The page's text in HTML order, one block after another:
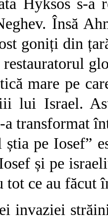
Hyksos s-
Însă
goniți din
mare pe
lui Israel.
a transformat
știa pe Iosef”
și pe
ce au făcut
invaziei